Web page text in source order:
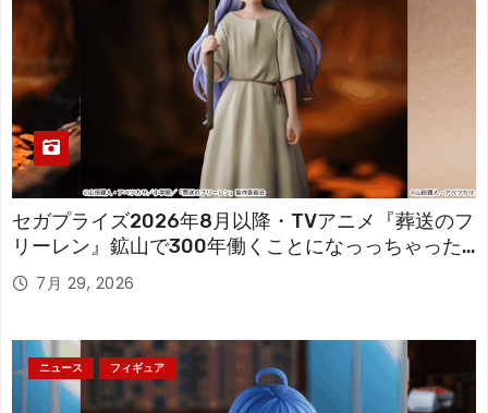
セガプライズ2026年8月以降・TVアニメ『葬送のフ
リーレン』鉱山で300年働くことになっっちゃった
「フリーレン」を立体化！
7月 29, 2026
ニュース フィギュア